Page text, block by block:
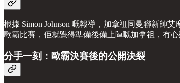
根據 Simon Johnson 嘅報導，加拿祖同曼聯新帥
歐霸比賽，佢就覺得準備後備上陣嘅加拿祖，冇
分手一刻：歐霸決賽後的公開決裂